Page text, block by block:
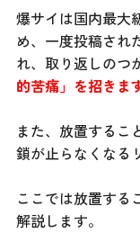
爆サイは国内最大
め、一度投稿され
れ、取り返しのつ
的苦痛」を招きま
また、放置するこ
鎖が止らなくなる
ここでは放置する
解説します。